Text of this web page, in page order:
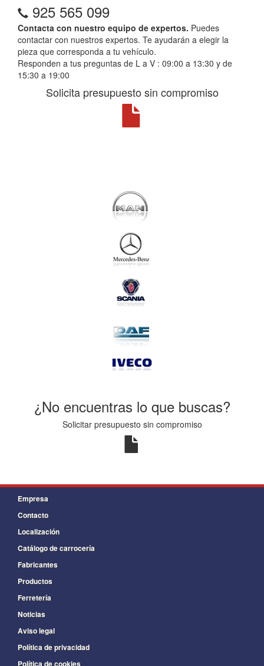
925 565 099
Contacta con nuestro equipo de expertos. Puedes
contactar con nuestros expertos. Te ayudarán a elegir la
pieza que corresponda a tu vehículo.
Responden a tus preguntas de L a V : 09:00 a 13:30 y de
15:30 a 19:00
Solicita presupuesto sin compromiso
¿No encuentras lo que buscas?
Solicitar presupuesto sin compromiso
Empresa
Contacto
Localización
Catálogo de carrocería
Fabricantes
Productos
Ferretería
Noticias
Aviso legal
Política de privacidad
Política de cookies